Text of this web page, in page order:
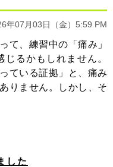
年07月03日（金）5:59 PM
て、練習中の「痛み」
るかもしれません。
ている証拠」と、痛み
りません。しかし、そ
した